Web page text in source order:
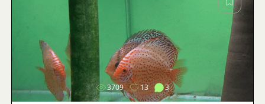
Obrázok
3709 13 3